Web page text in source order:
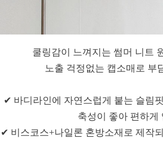
쿨링감이 느껴지는 썸머 니트
노출 걱정없는 캡소매로 부
✔ 바디라인에 자연스럽게 붙는 슬림
축성이 좋아 편하게
✔ 비스코스+나일론 혼방소재로 제작